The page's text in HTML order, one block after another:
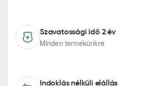
Szavatossági idő 2 év
Minden termékünkre
Indoklás nélküli elállás